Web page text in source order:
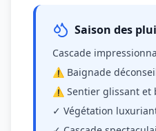
Saison des
Cascade
⚠ Baignade
⚠ Sentier glissant et
✓ Végétation